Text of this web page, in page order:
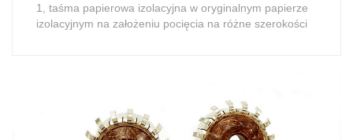
1, taśma papierowa izolacyjna w oryginalnym papierze
izolacyjnym na założeniu pocięcia na różne szerokości